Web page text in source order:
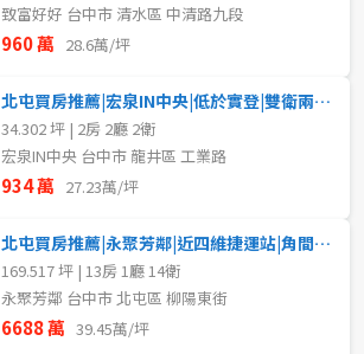
致富好好 台中市 清水區 中清路九段
960 萬 28.6萬/坪
北屯買房推薦|宏泉IN中央|低於實登|雙衛兩房平車景觀宅
34.302 坪 | 2房 2廳 2衛
宏泉IN中央 台中市 龍井區 工業路
934 萬 27.23萬/坪
北屯買房推薦|永聚芳鄰|近四維捷運站|角間店面+精裝13套房
169.517 坪 | 13房 1廳 14衛
永聚芳鄰 台中市 北屯區 柳陽東街
6688 萬 39.45萬/坪